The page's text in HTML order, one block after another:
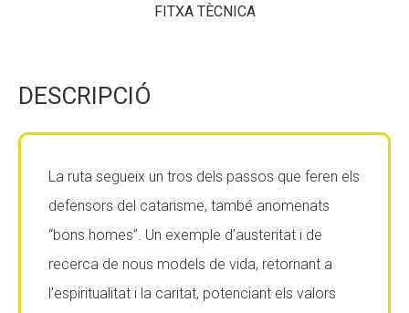
FITXA TÈCNICA
DESCRIPCIÓ
La ruta segueix un tros dels passos que feren els
defensors del catarisme, també anomenats
“bons homes”. Un exemple d’austeritat i de
recerca de nous models de vida, retornant a
l’espiritualitat i la caritat, potenciant els valors
Treballa amb nosaltres
Treballa amb nosaltres